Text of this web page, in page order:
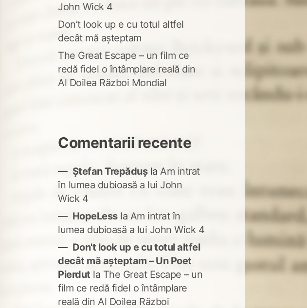
John Wick 4
Don’t look up e cu totul altfel
decât mă așteptam
The Great Escape – un film ce
redă fidel o întâmplare reală din
Al Doilea Război Mondial
Comentarii recente
Ștefan Trepădușla Am intrat
în lumea dubioasă a lui John
Wick 4
HopeLessla Am intrat în
lumea dubioasă a lui John Wick 4
Don't look up e cu totul altfel
decât mă așteptam – Un Poet
Pierdut la The Great Escape – un
film ce redă fidel o întâmplare
reală din Al Doilea Război